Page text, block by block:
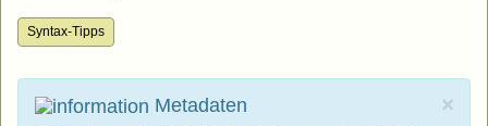
Syntax-Tipps
×
Metadaten